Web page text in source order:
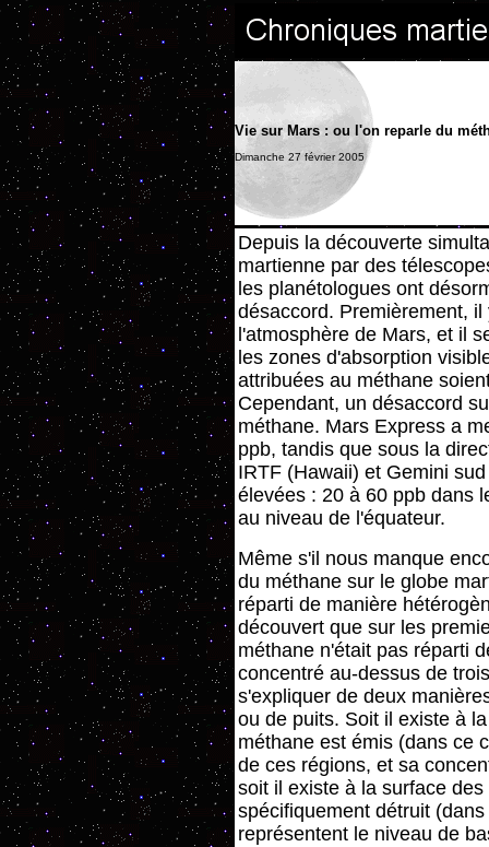
Vie sur Mars : ou l'on reparle du
Dimanche 27 février 2005
Depuis la découverte
martienne par des
les planétologues ont
désaccord. Premièrement,
l'atmosphère de Mars, et il
les zones d'absorption
attribuées au méthane
Cependant, un désaccord
méthane. Mars Express a
ppb, tandis que sous la
IRTF (Hawaii) et Gemini
élevées : 20 à 60 ppb dans
au niveau de l'équateur.
Même s'il nous manque
du méthane sur le globe
réparti de manière
découvert que sur les
méthane n'était pas réparti
concentré au-dessus de
s'expliquer de deux
ou de puits. Soit il existe à
méthane est émis (dans ce
de ces régions, et sa
soit il existe à la surface
spécifiquement détruit
représentent le niveau de